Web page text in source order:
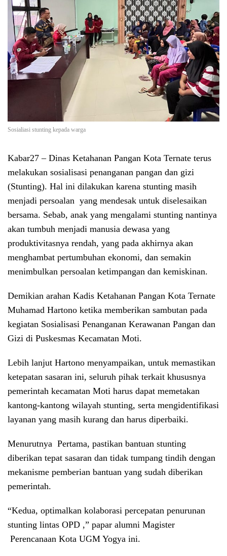
Sosialiasi stunting kepada warga
Kabar27 – Dinas Ketahanan Pangan Kota Ternate terus
melakukan sosialisasi penanganan pangan dan gizi
(Stunting). Hal ini dilakukan karena stunting masih
menjadi persoalan yang mendesak untuk diselesaikan
bersama. Sebab, anak yang mengalami stunting nantinya
akan tumbuh menjadi manusia dewasa yang
produktivitasnya rendah, yang pada akhirnya akan
menghambat pertumbuhan ekonomi, dan semakin
menimbulkan persoalan ketimpangan dan kemiskinan.
Demikian arahan Kadis Ketahanan Pangan Kota Ternate
Muhamad Hartono ketika memberikan sambutan pada
kegiatan Sosialisasi Penanganan Kerawanan Pangan dan
Gizi di Puskesmas Kecamatan Moti.
Lebih lanjut Hartono menyampaikan, untuk memastikan
ketepatan sasaran ini, seluruh pihak terkait khususnya
pemerintah kecamatan Moti harus dapat memetakan
kantong-kantong wilayah stunting, serta mengidentifikasi
layanan yang masih kurang dan harus diperbaiki.
Menurutnya Pertama, pastikan bantuan stunting
diberikan tepat sasaran dan tidak tumpang tindih dengan
mekanisme pemberian bantuan yang sudah diberikan
pemerintah.
“Kedua, optimalkan kolaborasi percepatan penurunan
stunting lintas OPD ,” papar alumni Magister
Perencanaan Kota UGM Yogya ini.